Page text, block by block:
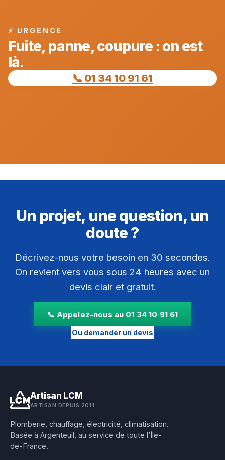
⚡ URGENCE
Fuite, panne, coupure : on est
là.
📞 01 34 10 91 61
Un projet, une question, un
doute ?
Décrivez-nous votre besoin en 30 secondes.
On revient vers vous sous 24 heures avec un
devis clair et gratuit.
📞 Appelez-nous au 01 34 10 91 61
Ou demander un devis
Artisan LCM
ARTISAN DEPUIS 2011
Plomberie, chauffage, électricité, climatisation.
Basée à Argenteuil, au service de toute l’Île-
de-France.